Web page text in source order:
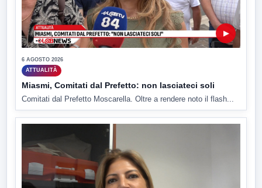
▶
6 AGOSTO 2026
ATTUALITÀ
Miasmi, Comitati dal Prefetto: non lasciateci soli
Comitati dal Prefetto Moscarella. Oltre a rendere noto il flash...